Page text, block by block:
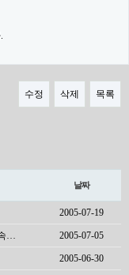
수정 삭제 목록
날짜
2005-07-19
… 2005-07-05
2005-06-30